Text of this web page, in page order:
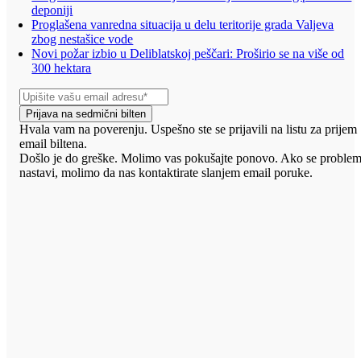
deponiji
Proglašena vanredna situacija u delu teritorije grada Valjeva
zbog nestašice vode
Novi požar izbio u Deliblatskoj peščari: Proširio se na više od
300 hektara
Prijava na sedmični bilten
Hvala vam na poverenju. Uspešno ste se prijavili na listu za prijem
email biltena.
Došlo je do greške. Molimo vas pokušajte ponovo. Ako se
nastavi, molimo da nas kontaktirate slanjem email poruke.